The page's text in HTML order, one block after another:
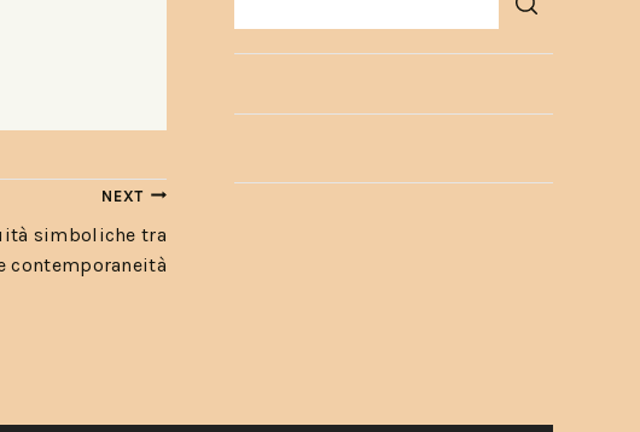
NEXT
simboliche tra
contemporaneità